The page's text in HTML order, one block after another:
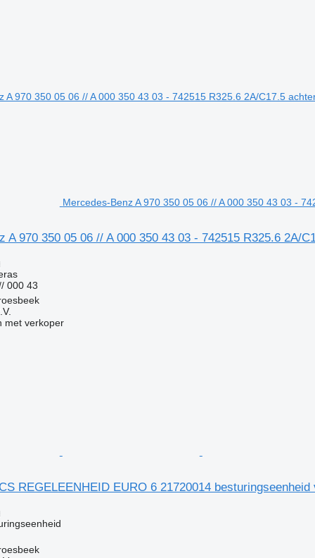
Mercedes-Benz A 970 350 05 06 // A 000 350 43 03 -
A 970 350 05 06 // A 000 350 43 03 - 742515 R325.6 2A/
000 43
met verkoper
REGELEENHEID EURO 6 21720014